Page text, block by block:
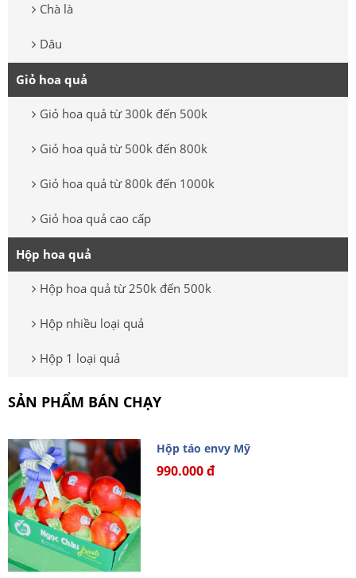
Chà là
Dâu
Giỏ hoa quả
Giỏ hoa quả từ 300k đến 500k
Giỏ hoa quả từ 500k đến 800k
Giỏ hoa quả từ 800k đến 1000k
Giỏ hoa quả cao cấp
Hộp hoa quả
Hộp hoa quả từ 250k đến 500k
Hộp nhiều loại quả
Hộp 1 loại quả
SẢN PHẨM BÁN CHẠY
Hộp táo envy Mỹ
990.000 đ